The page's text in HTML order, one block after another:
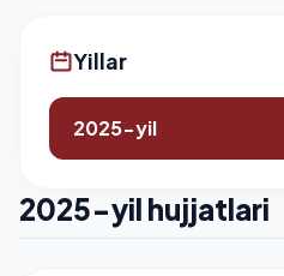
Yillar
2025-yil
2025-yil hujjatlari